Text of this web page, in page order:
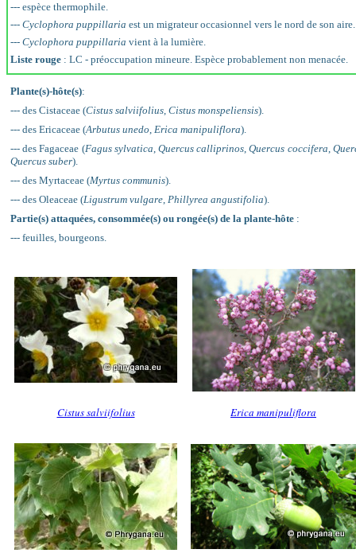
--- espèce thermophile.
--- Cyclophora puppillaria est un migrateur occasionnel vers le nord de son aire.
--- Cyclophora puppillaria vient à la lumière.
Liste rouge : LC - préoccupation mineure. Espèce probablement non menacée.
Plante(s)-hôte(s):
--- des Cistaceae (Cistus salviifolius, Cistus monspeliensis).
--- des Ericaceae (Arbutus unedo, Erica manipuliflora).
--- des Fagaceae (Fagus sylvatica, Quercus calliprinos,Quercus coccifera,
Quercus suber).
--- des Myrtaceae (Myrtus communis).
--- des Oleaceae (Ligustrum vulgare, Phillyrea angustifolia).
Partie(s) attaquées, consommée(s) ou rongée(s) de la plante-hôte :
--- feuilles, bourgeons.
Cistus salviifolius Erica manipuliflora